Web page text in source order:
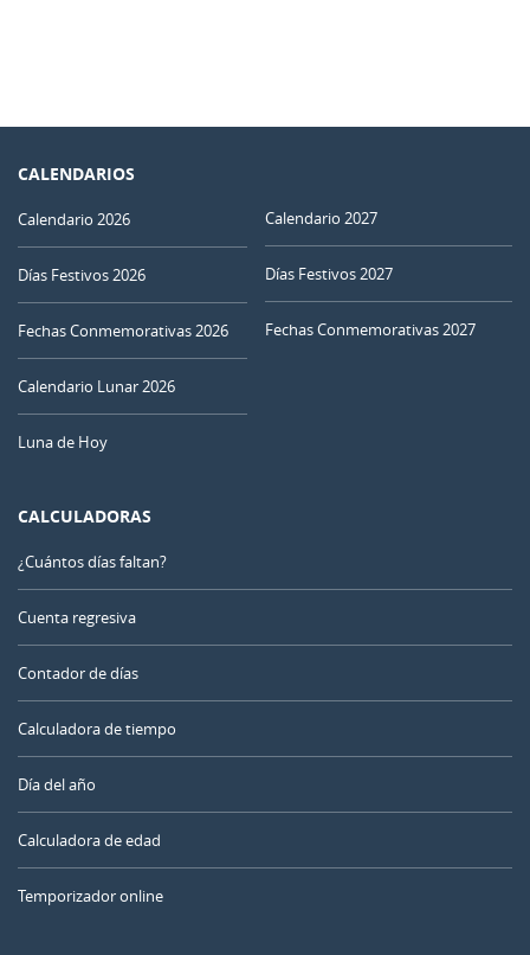
CALENDARIOS
Calendario 2026
Días Festivos 2026
Fechas Conmemorativas 2026
Calendario Lunar 2026
Luna de Hoy
Calendario 2027
Días Festivos 2027
Fechas Conmemorativas 2027
CALCULADORAS
¿Cuántos días faltan?
Cuenta regresiva
Contador de días
Calculadora de tiempo
Día del año
Calculadora de edad
Temporizador online